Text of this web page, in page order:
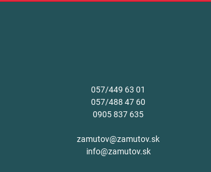
057/449 63 01
057/488 47 60
0905 837 635
zamutov@zamutov.sk
info@zamutov.sk